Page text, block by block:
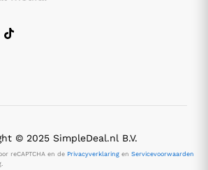
© 2025 SimpleDeal.nl B.V.
reCAPTCHA en de Privacyverklaring en Servicevoorwaarden